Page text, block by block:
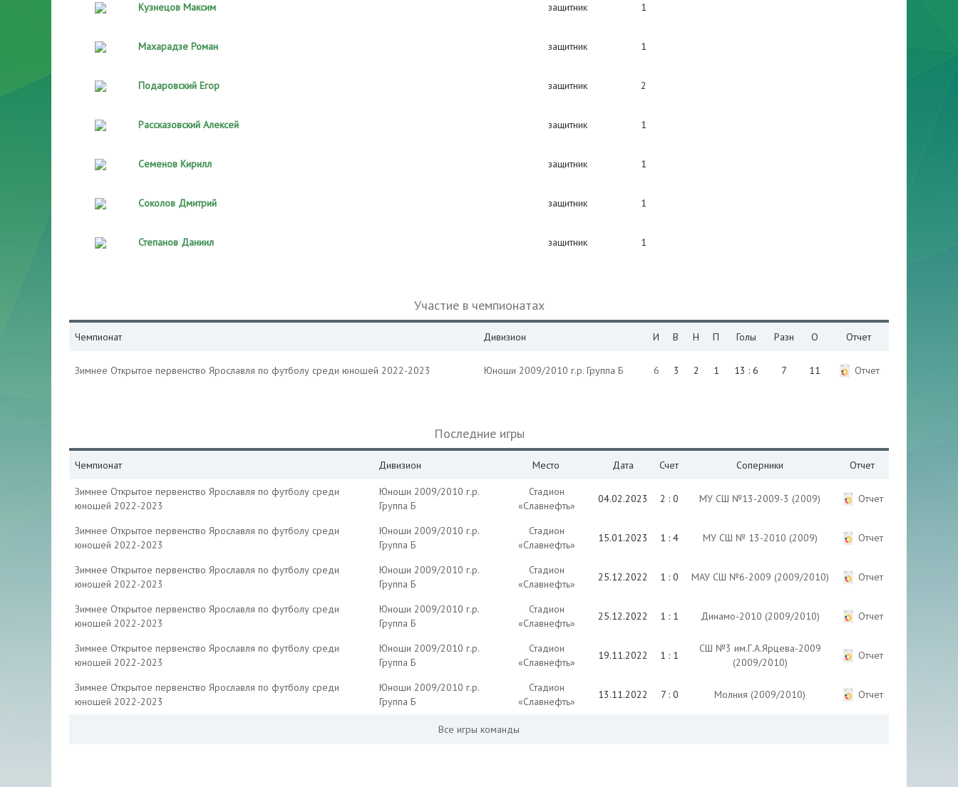
Кузнецов Максим защитник 1
Махарадзе Роман защитник 1
Подаровский Егор защитник 2
Рассказовский Алексей защитник 1
Семенов Кирилл защитник 1
Соколов Дмитрий защитник 1
Степанов Даниил защитник 1
Участие в чемпионатах
Чемпионат Дивизион И В Н П Голы Разн О Отчет
Зимнее Открытое первенство Ярославля по футболу среди юношей 2022-2023 Юноши 2009/2010 г.р. Группа Б 6 3 2 1 13 : 6 7 11 Отчет
Последние игры
Чемпионат Дивизион Место Дата Счет Соперники Отчет
Зимнее Открытое первенство Ярославля по футболу среди
юношей 2022-2023
Юноши 2009/2010 г.р.
Группа Б
Стадион
«Славнефть»
04.02.2023 2 : 0 МУ СШ №13-2009-3 (2009) Отчет
Зимнее Открытое первенство Ярославля по футболу среди
юношей 2022-2023
Юноши 2009/2010 г.р.
Группа Б
Стадион
«Славнефть»
15.01.2023 1 : 4 МУ СШ № 13-2010 (2009) Отчет
Зимнее Открытое первенство Ярославля по футболу среди
юношей 2022-2023
Юноши 2009/2010 г.р.
Группа Б
Стадион
«Славнефть»
25.12.2022 1 : 0 МАУ СШ №6-2009 (2009/2010) Отчет
Зимнее Открытое первенство Ярославля по футболу среди
юношей 2022-2023
Юноши 2009/2010 г.р.
Группа Б
Стадион
«Славнефть»
25.12.2022 1 : 1 Динамо-2010 (2009/2010) Отчет
Зимнее Открытое первенство Ярославля по футболу среди
юношей 2022-2023
Юноши 2009/2010 г.р.
Группа Б
Стадион
«Славнефть»
19.11.2022 1 : 1
СШ №3 им.Г.А.Ярцева-2009
(2009/2010)
Отчет
Зимнее Открытое первенство Ярославля по футболу среди
юношей 2022-2023
Юноши 2009/2010 г.р.
Группа Б
Стадион
«Славнефть»
13.11.2022 7 : 0 Молния (2009/2010) Отчет
Все игры команды